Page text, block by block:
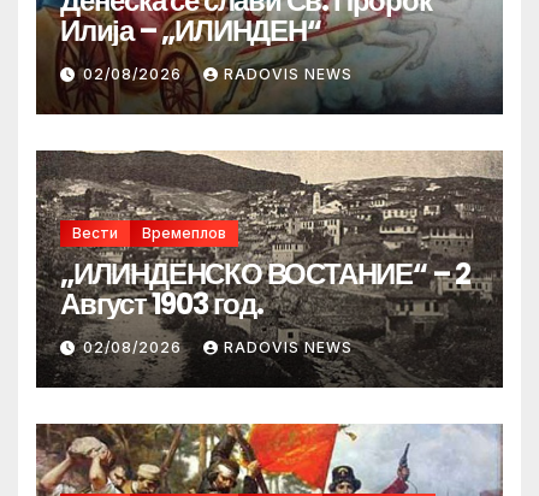
Илија – „ИЛИНДЕН“
02/08/2026 RADOVIS NEWS
Вести Времеплов
„ИЛИНДЕНСКО ВОСТАНИЕ“ – 2
Август 1903 год.
02/08/2026 RADOVIS NEWS